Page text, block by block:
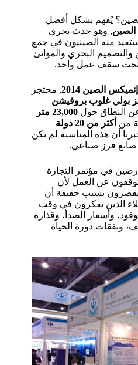
يُفهم بشكل أفضل
الصين, وهو حدث بحري
منه الصينيون في جمع
البحري والموانئ
تحت سقف عمل واحد.
الصين 2014
, محتجز
بولي غلوب بروفيشن
عن النطاق حول
23,000 متر
من
أكثر من 20 دولة
أن هذه المناسبة لم تكن
صانع فرز صناعي.
في مؤتمر التجارة
عن العمل لأن
يقصرون بسبب حقيقة أن
الذين يفكرون في وقت
وأسعار الصدأ، وقذارة
ونفقات دورة الحياة